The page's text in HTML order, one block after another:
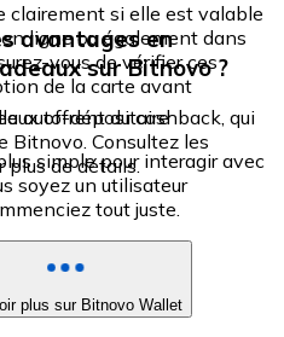
clairement si elle est valable
ligne ou également dans
vous de vérifier ces
de la carte avant
avantages en
sur Bitnovo ?
offrent du cashback, qui
Bitnovo. Consultez les
plus de détails.
auto-dépositaire
simple pour interagir avec
soyez un utilisateur
tout juste.
plus sur Bitnovo Wallet